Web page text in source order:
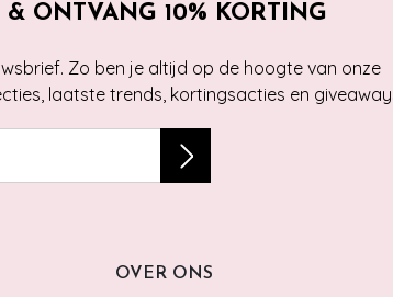
ONTVANG 10% KORTING
Zo ben je altijd op de hoogte van onze
laatste trends, kortingsacties en
OVER ONS